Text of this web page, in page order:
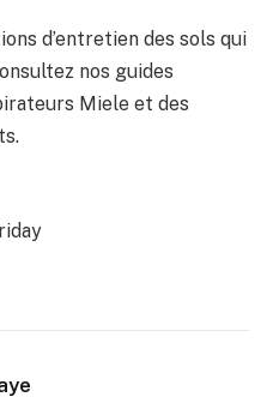
d’entretien des sols qui
nos guides
Miele et des